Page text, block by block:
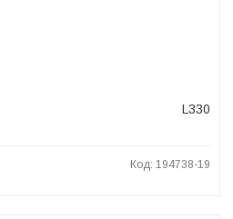
L330
Код: 194738-19